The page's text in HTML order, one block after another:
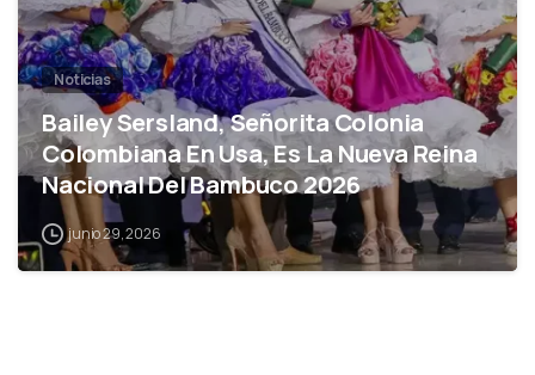
Noticias
Bailey Sersland, Señorita Colonia
Colombiana En Usa, Es La Nueva Reina
Nacional Del Bambuco 2026
junio 29, 2026